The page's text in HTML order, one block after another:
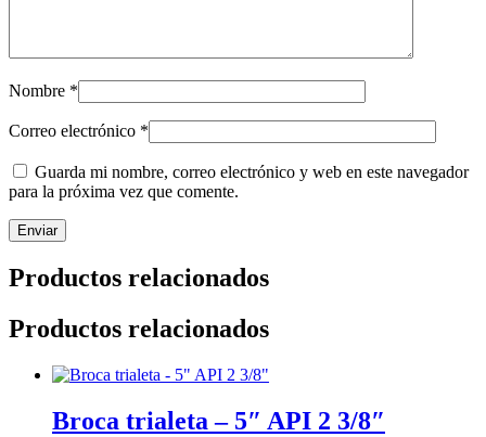
Nombre *
Correo electrónico *
Guarda mi nombre, correo electrónico y web en este navegador
para la próxima vez que comente.
Productos relacionados
Productos relacionados
Broca trialeta – 5″ API 2 3/8″